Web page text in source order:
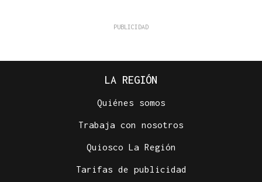
LA REGIÓN
Quiénes somos
Trabaja con nosotros
Quiosco La Región
Tarifas de publicidad